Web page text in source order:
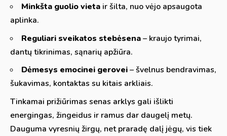
Minkšta guolio vieta ir šilta, nuo vėjo apsaugota
aplinka.
Reguliari sveikatos stebėsena– kraujo tyrimai,
dantų tikrinimas, sąnarių apžiūra.
Dėmesys emocinei gerovei– švelnus bendravimas,
šukavimas, kontaktas su kitais arkliais.
Tinkamai prižiūrimas senas arklys gali išlikti
energingas, žingeidus ir ramus dar daugelį metų.
Dauguma vyresnių žirgų, net praradę dalį jėgų, vis tiek